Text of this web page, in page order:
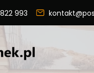
993